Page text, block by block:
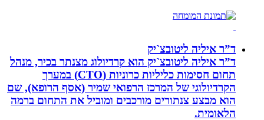
ד”ר איליה ליטובצ`יק
ד”ר איליה ליטובצ`יק הוא קרדיולוג מצנתר בכיר, מנהל
תחום חסימות כליליות כרוניות (CTO) במערך
הקרדיולוגי של המרכז הרפואי שמיר (אסף הרופא), שם
הוא מבצע צנתורים מורכבים ומוביל את התחום ברמה
הלאומית.